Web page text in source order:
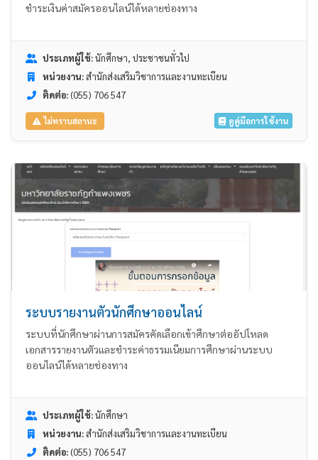
ชำระเงินค่าสมัครออนไลน์ได้หลายช่องทาง
ประเภทผู้ใช้:นักศึกษา, ประชาชนทั่วไป
หน่วยงาน:สำนักส่งเสริมวิชาการและงานทะเบียน
ติดต่อ:(055) 706 547
ไม่ทราบสถานะ ดูคู่มือการใช้งาน
ระบบรายงานตัวนักศึกษาออนไลน์
ระบบที่นักศึกษาผ่านการสมัครคัดเลือกเข้าศึกษาต่ออัปโหลด
เอกสารรายงานตัวและชำระค่าธรรมเนียมการศึกษาผ่านระบบ
ออนไลน์ได้หลายช่องทาง
ประเภทผู้ใช้:นักศึกษา
หน่วยงาน:สำนักส่งเสริมวิชาการและงานทะเบียน
ติดต่อ:(055) 706 547